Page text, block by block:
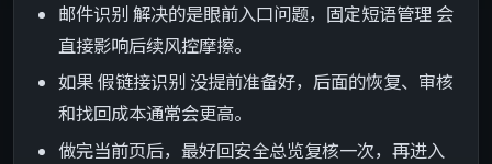
邮件识别 解决的是眼前入口问题，固定短语管理 会
直接影响后续风控摩擦。
如果 假链接识别 没提前准备好，后面的恢复、审核
和找回成本通常会更高。
做完当前页后，最好回安全总览复核一次，再进入